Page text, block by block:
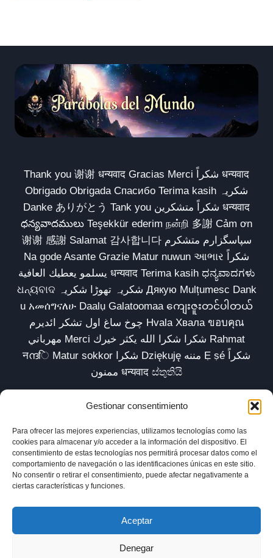
Gestionar consentimiento
Para ofrecer las mejores experiencias, utilizamos tecnologías como las
cookies para almacenar y/o acceder a la información del dispositivo. El
consentimiento de estas tecnologías nos permitirá procesar datos como el
comportamiento de navegación o las identificaciones únicas en este sitio.
No consentir o retirar el consentimiento, puede afectar negativamente a
ciertas características y funciones.
Aceptar
Denegar
Thank you 谢谢 धन्यवाद Gracias Merci شكراً धन्यवाद
Obrigado Obrigada Спасибо Terima kasih شکریہ
Danke ありがとう Tank you شكراً متشكرين धन्यवाद
ధన్యవాదములు Teşekkür ederim நன்றி 多謝 Cảm ơn
谢谢 感謝 Salamat 감사합니다 سپاسگزارم متشکرم
Na gode Asante Grazie Matur nuwun આભાર شكراً
يسلمو يعطيك العافية धन्यवाद Terima kasih ಧನ್ಯವಾದಗಳು
ଧନ୍ୟବାଦ شکریہ تھوڑا شکریہ Дякую Mulțumesc Dank
u አመሰግናለሁ Daalụ Galatoomaa ကျေးဇူးတင်ပါတယ်
چوخ ساغ اول تشکر ائدیرم Hvala Хвала ขอบคุณ
مهرباني Merci شكرا شكرا الله يكثر خيرك Rahmat
नന്ദि Matur sokkor شكرا Dziękuję مننه Ẹ ṣé شكراً
ممنون धन्यवाद ස්තුතියි
Inicio Biblioteca Parábolas TV
Comunidad
Esencia
Blog
Política de privacidad
Aviso legal
Política de cookies (UE)